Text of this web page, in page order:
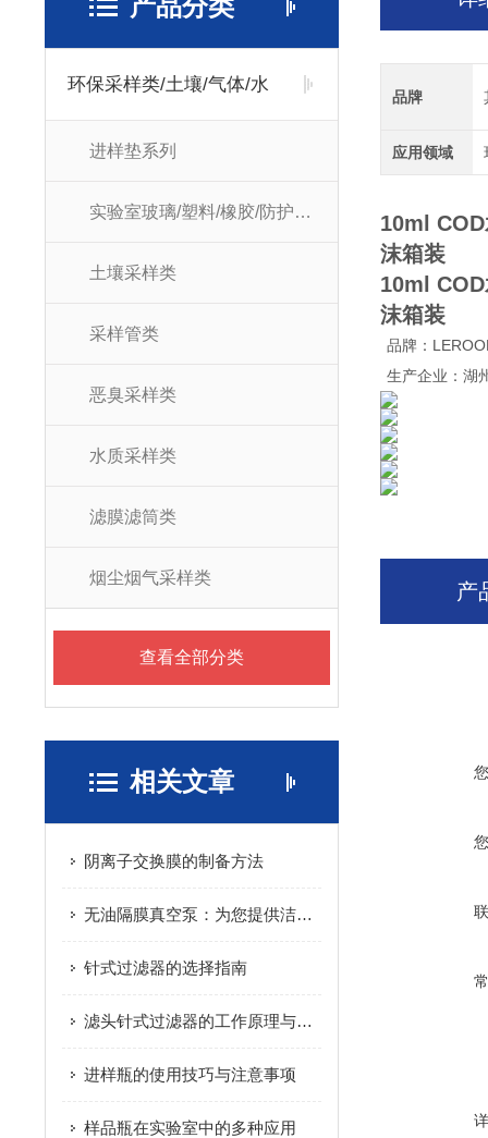
产品分类
环保采样类/土壤/气体/水
进样垫系列
实验室玻璃/塑料/橡胶/防护耗材
土壤采样类
采样管类
恶臭采样类
水质采样类
滤膜滤筒类
烟尘烟气采样类
查看全部分类
相关文章
阴离子交换膜的制备方法
无油隔膜真空泵：为您提供洁净的真空环境
针式过滤器的选择指南
滤头针式过滤器的工作原理与应用
进样瓶的使用技巧与注意事项
样品瓶在实验室中的多种应用
品牌
应用领域
10ml
沫箱装
10ml
沫箱装
品牌：
生产企业：湖
产